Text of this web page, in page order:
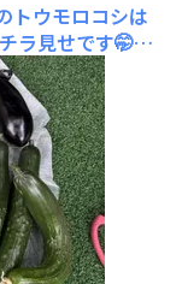
トウモロコシは
ラ見せです🤭💕
後キャロットラ